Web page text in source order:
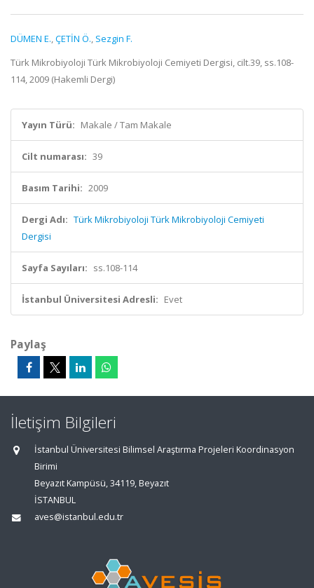
DÜMEN E.,ÇETİN Ö., Sezgin F.
Türk Mikrobiyoloji Türk Mikrobiyoloji Cemiyeti Dergisi, cilt.39, ss.108-
114, 2009 (Hakemli Dergi)
Yayın Türü: Makale / Tam Makale
Cilt numarası: 39
Basım Tarihi: 2009
Dergi Adı: Türk Mikrobiyoloji Türk Mikrobiyoloji Cemiyeti
Dergisi
Sayfa Sayıları: ss.108-114
İstanbul Üniversitesi Adresli: Evet
Paylaş
İletişim Bilgileri
İstanbul Üniversitesi Bilimsel Araştırma Projeleri Koordinasyon
Birimi
Beyazıt Kampüsü, 34119, Beyazıt
İSTANBUL
aves@istanbul.edu.tr